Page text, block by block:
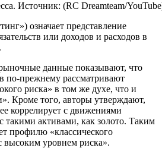
Источник: (RC Dreamteam/
означает представление
или доходов и расходов в
данные показывают, что
по-прежнему рассматривают
риска» в том же духе, что и
Кроме того, авторы утверждают,
коррелирует с движениями
такими активами, как золото. Таким
профилю «классического
высоким уровнем риска».